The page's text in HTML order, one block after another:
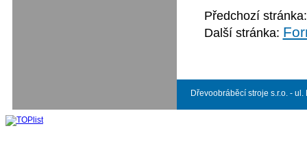
Předchozí
Další stránka:
Dřevoobráběcí stroje s.r.o. -